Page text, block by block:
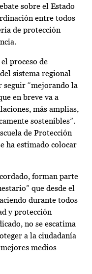
sobre el Estado
entre todos
de protección
proceso de
sistema regional
seguir “mejorando la
en breve va a
más amplias,
sostenibles”.
de Protección
ha estimado colocar
forman parte
que desde el
durante todos
y protección
no se escatima
a la ciudadanía
medios